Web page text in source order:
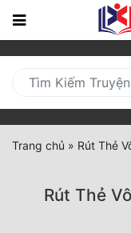
Trang
Mới
Cập
Nhật
(current)
Trang chủ » Rút Thẻ
Rút Thẻ